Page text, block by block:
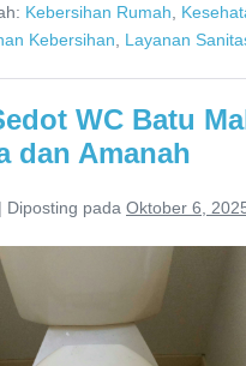
Kebersihan Rumah
Kebersihan Layanan
WC Batu
dan Amanah
| Diposting pada Oktober 6,